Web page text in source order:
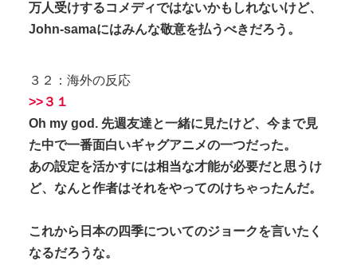
万人受けするコメディではないかもしれないけど、
John-samaにはみんな敬意を払うべきだろう。
３２：海外の反応
>>３１
Oh my god. 先週友達と一緒に見たけど、今まで見
た中で一番面白いギャグアニメの一つだった。
あの設定を活かすには相当な才能が必要だと思うけ
ど、なんと作者はそれをやってのけちゃったんだ。
これから日本の四季についてのジョークを言いたく
なるだろうな。